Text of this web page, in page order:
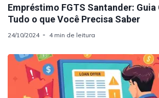
Empréstimo FGTS Santander:
Tudo o que Você Precisa Saber
24/10/2024 4 min de leitura